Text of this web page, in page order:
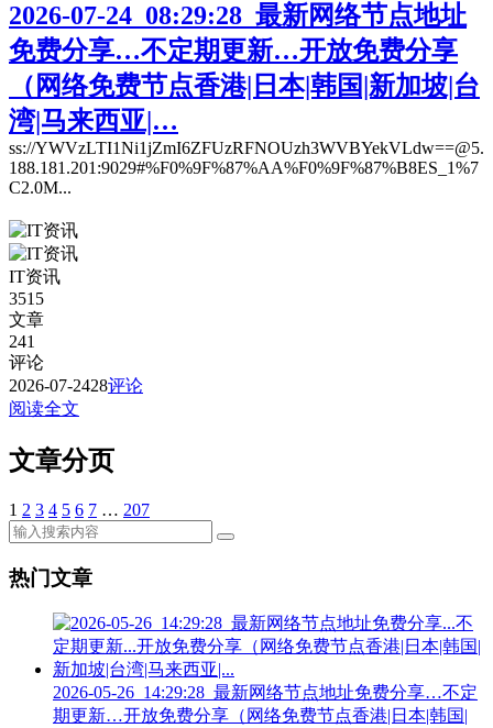
2026-07-24_08:29:28_最新网络节点地址
免费分享…不定期更新…开放免费分享
（网络免费节点香港|日本|韩国|新加坡|台
湾|马来西亚|…
ss://YWVzLTI1Ni1jZmI6ZFUzRFNOUzh3WVBYekVLdw==@5.
188.181.201:9029#%F0%9F%87%AA%F0%9F%87%B8ES_1%7
C2.0M...
IT资讯
3515
文章
241
评论
2026-07-2428评论
阅读全文
文章分页
1 2 3 4 5 6 7 … 207
热门文章
2026-05-26_14:29:28_最新网络节点地址免费分享…不定
期更新…开放免费分享（网络免费节点香港|日本|韩国|